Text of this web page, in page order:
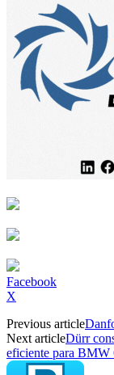
Facebook
X
Previous article
Next articleDürr
eficiente para BMW